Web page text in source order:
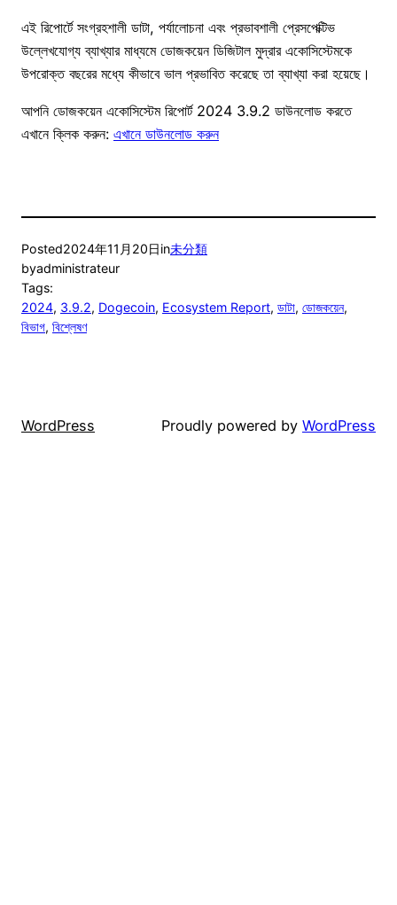
এই রিপোর্টে সংগ্রহশালী ডাটা, পর্যালোচনা এবং প্রভাবশালী প্রেসপেক্টিভ
উল্লেখযোগ্য ব্যাখ্যার মাধ্যমে ডোজকয়েন ডিজিটাল মুদ্রার একোসিস্টেমকে
উপরোক্ত বছরের মধ্যে কীভাবে ভাল প্রভাবিত করেছে তা ব্যাখ্যা করা হয়েছে।
আপনি ডোজকয়েন একোসিস্টেম রিপোর্ট 2024 3.9.2 ডাউনলোড করতে
এখানে ক্লিক করুন: এখানে ডাউনলোড করুন
Posted2024年11月20日in未分類
byadministrateur
Tags:
2024, 3.9.2, Dogecoin, Ecosystem Report, ডাটা, ডোজকয়েন
বিভাগ, বিশ্লেষণ
WordPress Proudly powered by WordPress